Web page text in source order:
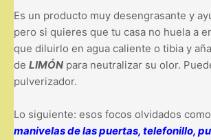
Es un producto muy desengrasante y
pero si quieres que tu casa no huela a
que diluirlo en agua caliente o tibia y
de LIMÓN para neutralizar su olor.
pulverizador.
Lo siguiente: esos focos olvidados
manivelas de las puertas, telefonillo,